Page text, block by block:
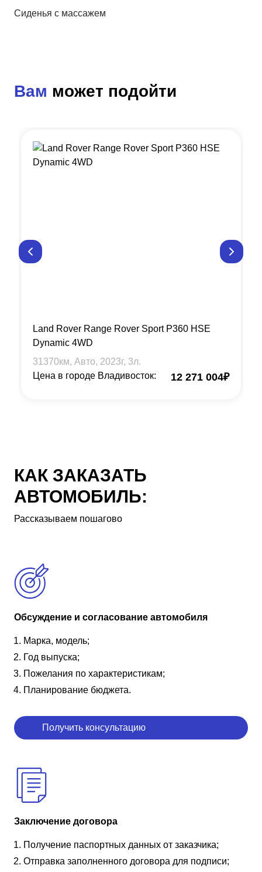
Сиденья с массажем
Вам может подойти
Land Rover Range Rover Sport P360 HSE
Dynamic 4WD
31370км, Авто, 2023г, 3л.
Цена в городе Владивосток:
12 271 004₽
КАК ЗАКАЗАТЬ
АВТОМОБИЛЬ:
Рассказываем пошагово
Обсуждение и согласование автомобиля
Марка, модель;
Год выпуска;
Пожелания по характеристикам;
Планирование бюджета.
Получить консультацию
Заключение договора
Получение паспортных данных от заказчика;
Отправка заполненного договора для подписи;